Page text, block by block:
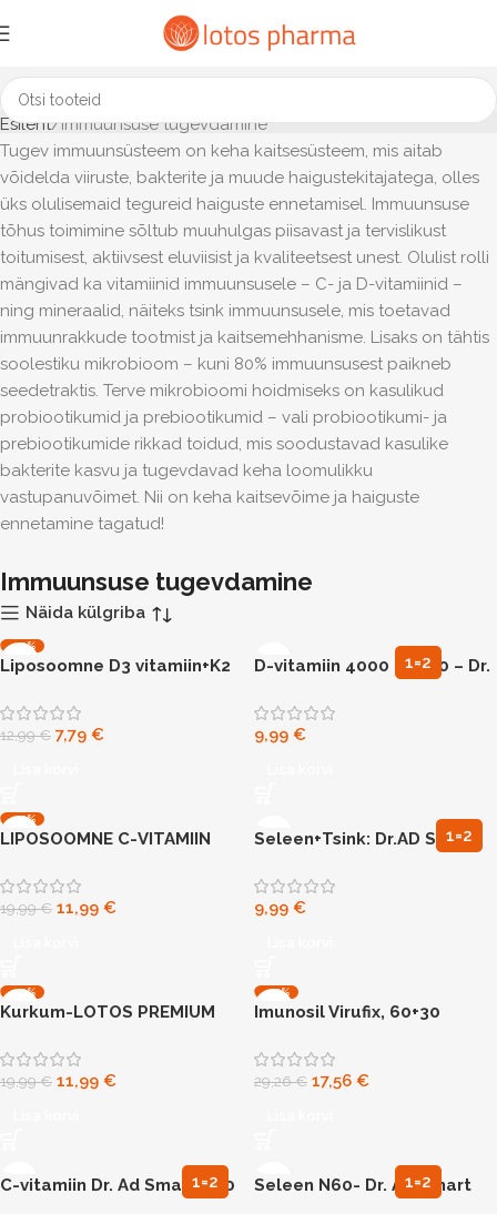
Esileht Immuunsuse tugevdamine
Tugev immuunsüsteem on keha kaitsesüsteem, mis aitab
võidelda viiruste, bakterite ja muude haigustekitajatega, olles
üks olulisemaid tegureid haiguste ennetamisel. Immuunsuse
tõhus toimimine sõltub muuhulgas piisavast ja tervislikust
toitumisest, aktiivsest eluviisist ja kvaliteetsest unest. Olulist rolli
mängivad ka vitamiinid immuunsusele – C- ja D-vitamiinid –
ning mineraalid, näiteks tsink immuunsusele, mis toetavad
immuunrakkude tootmist ja kaitsemehhanisme. Lisaks on tähtis
soolestiku mikrobioom – kuni 80% immuunsusest paikneb
seedetraktis. Terve mikrobioomi hoidmiseks on kasulikud
probiootikumid ja prebiootikumid – vali probiootikumi- ja
prebiootikumide rikkad toidud, mis soodustavad kasulike
bakterite kasvu ja tugevdavad keha loomulikku
vastupanuvõimet. Nii on keha kaitsevõime ja haiguste
ennetamine tagatud!
Immuunsuse tugevdamine
Näida külgriba
-40%
Liposoomne D3 vitamiin+K2
12,99€ 7,79 €
1=2
D-vitamiin 4000 IU N60 – Dr.
9,99 €
-40%
LIPOSOOMNE C-VITAMIIN
19,99€ 11,99 €
1=2
Seleen+Tsink: Dr.AD Smart
9,99 €
-40%
Kurkum-LOTOS PREMIUM
19,99€ 11,99 €
-40%
Imunosil Virufix, 60+30
toetuseks
29,26€ 17,56 €
1=2
C-vitamiin Dr. Ad Smart N60 1=2
Seleen N60- Dr. AD Smart